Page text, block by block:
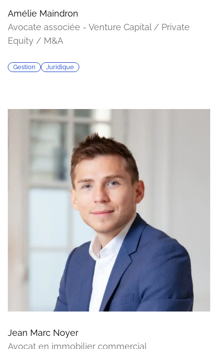
Amélie Maindron
Avocate associée - Venture Capital / Private
Equity / M&A
Gestion Juridique
Jean Marc Noyer
Avocat en immobilier commercial